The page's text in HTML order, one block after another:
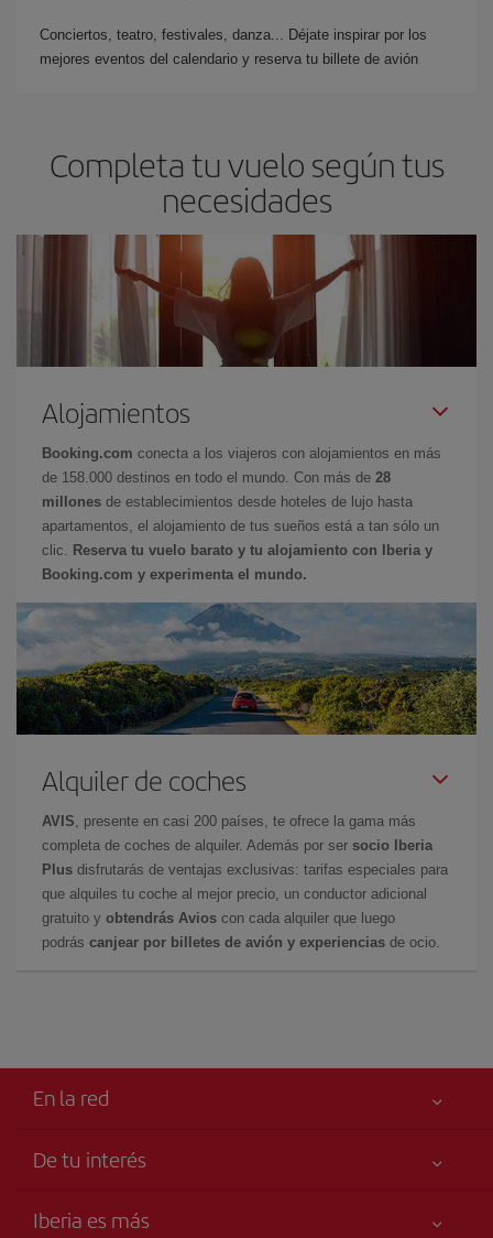
Conciertos, teatro, festivales, danza... Déjate inspirar por los
mejores eventos del calendario y reserva tu billete de avión
Completa tu vuelo según tus
necesidades
Alojamientos
Booking.com conecta a los viajeros con alojamientos en más
de 158.000 destinos en todo el mundo. Con más de 28
millones de establecimientos desde hoteles de lujo hasta
apartamentos, el alojamiento de tus sueños está a tan sólo un
clic.
Reserva tu vuelo barato y tu alojamiento con Iberia y
Booking.com y experimenta el mundo.
Alquiler de coches
AVIS , presente en casi 200 países, te ofrece la gama más
completa de coches de alquiler. Además por ser socio Iberia
Plus disfrutarás de ventajas exclusivas: tarifas especiales para
que alquiles tu coche al mejor precio, un conductor adicional
gratuito y obtendrás Avios con cada alquiler que luego
podrás canjear por billetes de avión y experiencias de ocio.
En la red
De tu interés
Accesibilidad
Iberia es más